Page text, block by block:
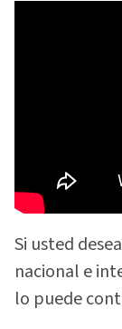
Si usted
nacional e
lo puede